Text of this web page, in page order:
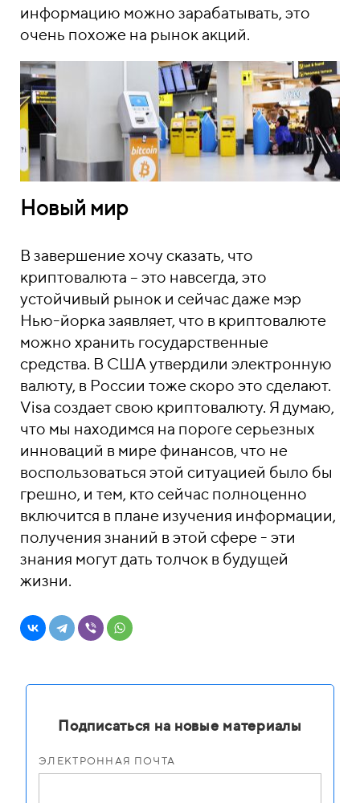
информацию можно зарабатывать, это
очень похоже на рынок акций.
Новый мир
В завершение хочу сказать, что
криптовалюта – это навсегда, это
устойчивый рынок и сейчас даже мэр
Нью-йорка заявляет, что в криптовалюте
можно хранить государственные
средства. В США утвердили электронную
валюту, в России тоже скоро это сделают.
Visa создает свою криптовалюту. Я думаю,
что мы находимся на пороге серьезных
инноваций в мире финансов, что не
воспользоваться этой ситуацией было бы
грешно, и тем, кто сейчас полноценно
включится в плане изучения информации,
получения знаний в этой сфере - эти
знания могут дать толчок в будущей
жизни.
Подписаться на новые материалы
ЭЛЕКТРОННАЯ ПОЧТА